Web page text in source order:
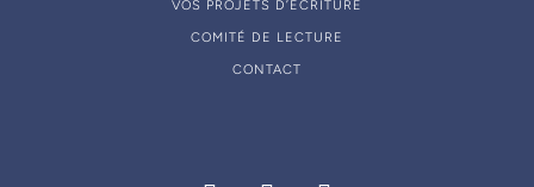
VOS PROJETS D’ÉCRITURE
COMITÉ DE LECTURE
CONTACT